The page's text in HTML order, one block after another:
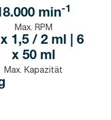
min-1
Max. RPM
1,5 / 2 ml | 6
x 50 ml
Max. Kapazität